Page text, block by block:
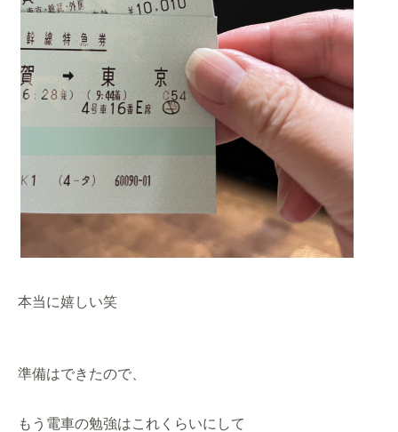
本当に嬉しい笑
準備はできたので、
もう電車の勉強はこれくらいにして